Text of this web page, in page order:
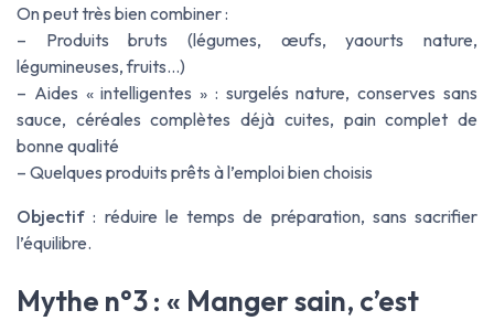
On peut très bien combiner :
– Produits bruts (légumes, œufs, yaourts nature,
légumineuses, fruits…)
– Aides « intelligentes » : surgelés nature, conserves sans
sauce, céréales complètes déjà cuites, pain complet de
bonne qualité
– Quelques produits prêts à l’emploi bien choisis
Objectif : réduire le temps de préparation, sans sacrifier
l’équilibre.
Mythe n°3 : « Manger sain, c’est